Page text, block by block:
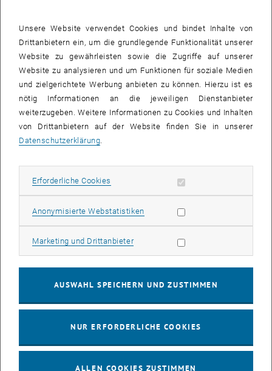
EMBA Online Info Session mit Dekan Prof. Dr. Wolfgang
Güttel
Veranstaltungstyp:
Veranstaltungsort: Online, via Zoom
Info Session Learning Journey Turin
03 August 2026
03
AUG. 26
Veranstaltungstyp:
INFORMATIONSVERANSTALTUNG
Veranstaltungsort: Online, Via Zoom
Stammtisch 04.08.
04
AUG. 26
–
tba, 1060 Wien
Unsere Website verwendet Cookies und bindet Inhalte von
Drittanbietern ein, um die grundlegende Funktionalität unserer
Website zu gewährleisten sowie die Zugriffe auf unserer
Website zu analysieren und um Funktionen für soziale Medien
und zielgerichtete Werbung anbieten zu können. Hierzu ist es
nötig Informationen an die jeweiligen Dienstanbieter
weiterzugeben. Weitere Informationen zu Cookies und Inhalten
von Drittanbietern auf der Website finden Sie in unserer
Datenschutzerklärung
Erforderliche Cookies Erforderliche Cookies zulassen
Anonymisierte WebstatistikenStatistik Cookies zulassen
Marketing und DrittanbieterMarketing Cookies zulassen
AUSWAHL SPEICHERN UND ZUSTIMMEN
NUR ERFORDERLICHE COOKIES
ALLEN COOKIES ZUSTIMMEN